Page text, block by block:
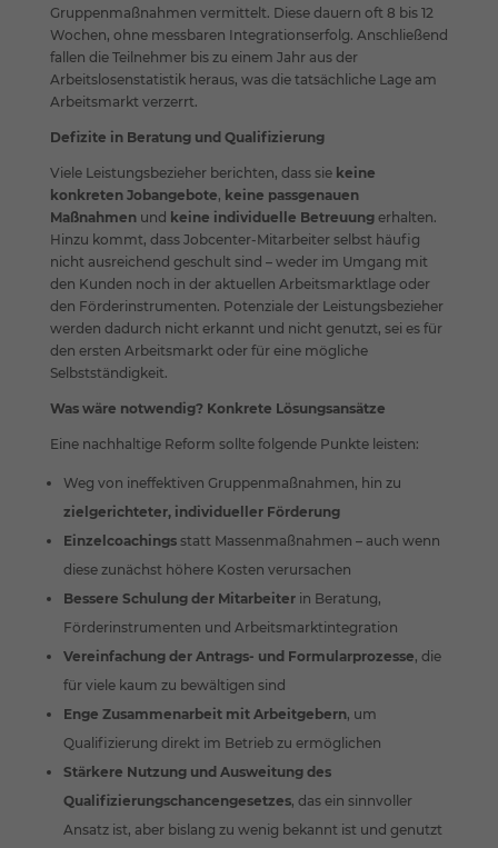
Gruppenmaßnahmen vermittelt. Diese dauern oft 8 bis 12
Wochen, ohne messbaren Integrationserfolg. Anschließend
fallen die Teilnehmer bis zu einem Jahr aus der
Arbeitslosenstatistik heraus, was die tatsächliche Lage am
Arbeitsmarkt verzerrt.
Defizite in Beratung und Qualifizierung
Viele Leistungsbezieher berichten, dass sie keine
konkreten Jobangebote, keine passgenauen
Maßnahmenund keine individuelle Betreuungerhalten.
Hinzu kommt, dass Jobcenter-Mitarbeiter selbst häufig
nicht ausreichend geschult sind – weder im Umgang mit
den Kunden noch in der aktuellen Arbeitsmarktlage oder
den Förderinstrumenten. Potenziale der Leistungsbezieher
werden dadurch nicht erkannt und nicht genutzt, sei es für
den ersten Arbeitsmarkt oder für eine mögliche
Selbstständigkeit.
Was wäre notwendig? Konkrete Lösungsansätze
Eine nachhaltige Reform sollte folgende Punkte leisten:
Weg von ineffektiven Gruppenmaßnahmen, hin zu
zielgerichteter, individueller Förderung
Einzelcoachingsstatt Massenmaßnahmen – auch wenn
diese zunächst höhere Kosten verursachen
Bessere Schulung der Mitarbeiterin Beratung,
Förderinstrumenten und Arbeitsmarktintegration
Vereinfachung der Antrags- und Formularprozesse, die
für viele kaum zu bewältigen sind
Enge Zusammenarbeit mit Arbeitgebern, um
Qualifizierung direkt im Betrieb zu ermöglichen
Stärkere Nutzung und Ausweitung des
Qualifizierungschancengesetzes, das ein sinnvoller
Ansatz ist, aber bislang zu wenig bekannt ist und genutzt